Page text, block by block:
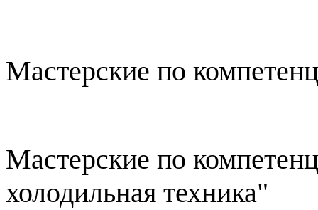
Мастерские по
Мастерские по
холодильная техника"